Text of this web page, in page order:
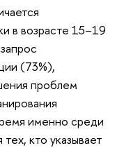
в возрасте 15–19
(73%),
проблем
именно среди
кто указывает